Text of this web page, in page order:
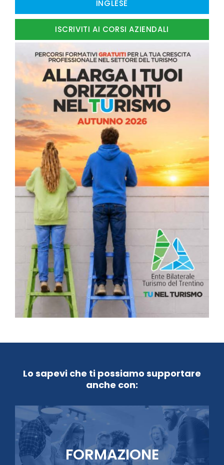
INGLESE
ISCRIVITI AI CORSI AZIENDALI
Lo sapevi che ti possiamo supportare
anche con:
FORMAZIONE